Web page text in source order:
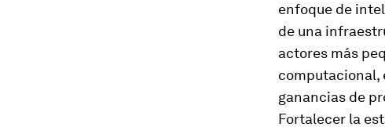
enfoque de
de una
actores más
computacional,
ganancias de
Fortalecer la